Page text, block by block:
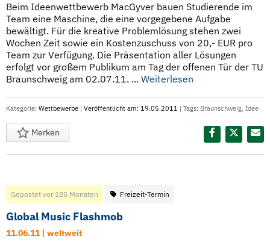
Beim Ideenwettbewerb MacGyver bauen Studierende im
Team eine Maschine, die eine vorgegebene Aufgabe
bewältigt. Für die kreative Problemlösung stehen zwei
Wochen Zeit sowie ein Kostenzuschuss von 20,- EUR pro
Team zur Verfügung. Die Präsentation aller Lösungen
erfolgt vor großem Publikum am Tag der offenen Tür der TU
Braunschweig am 02.07.11. ... Weiterlesen
Kategorie: Wettbewerbe | Veröffentlicht am: 19.05.2011 | Tags: Braunschweig, Idee
Merken
Gepostet vor 185 Monaten Freizeit-Termin
Global Music Flashmob
11.06.11 | weltweit